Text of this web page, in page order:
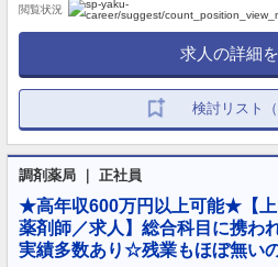
閲覧状況
求人の詳細
検討リスト
調剤薬局 ｜ 正社員
★高年収600万円以上可能★【上
薬剤師／求人】総合科目に携わ
実績多数あり☆残業もほぼ無い